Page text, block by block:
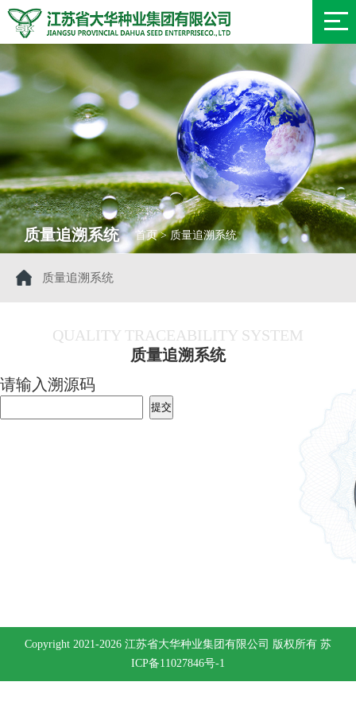
质量追溯系统 首页 > 质量追溯系统
质量追溯系统
QUALITY TRACEABILITY SYSTEM
质量追溯系统
请输入溯源码
Copyright 2021-2026 江苏省大华种业集团有限公司 版权所有 苏
ICP备11027846号-1